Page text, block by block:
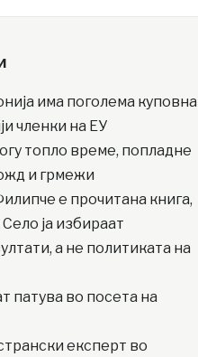
има поголема куповна
членки на ЕУ
топло време, попладне
и грмежи
е прочитана книга,
ја избираат
а не политиката на
патува во посета на
експерт во